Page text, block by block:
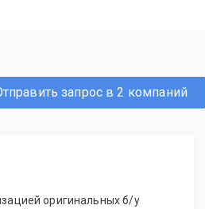
запрос в 2 компаний
оригинальных б/у